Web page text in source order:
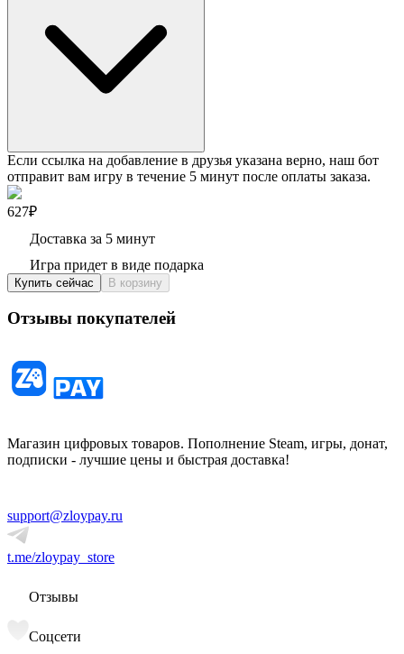
Если ссылка на добавление в друзья указана верно, наш бот
отправит вам игру в течение 5 минут после оплаты заказа.
627₽
Доставка за 5 минут
Игра придет в виде подарка
Купить сейчас В корзину
Отзывы покупателей
Магазин цифровых товаров. Пополнение Steam, игры, донат,
подписки - лучшие цены и быстрая доставка!
support@zloypay.ru
t.me/zloypay_store
Отзывы
Соцсети